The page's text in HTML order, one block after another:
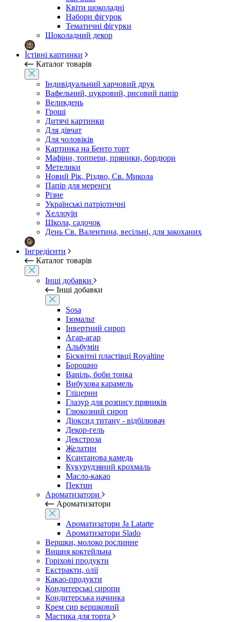
Квіти шоколадні
Набори фігурок
Тематичні фігурки
Шоколадний декор
Їстівні картинки
Каталог товарів
Індивідуальний харчовий друк
Вафельний, цукровий, рисовий папір
Великдень
Гроші
Дитячі картинки
Для дівчат
Для чоловіків
Картинка на Бенто торт
Мафіни, топпери, пряники, бордюри
Метелики
Новий Рік, Різдво, Св. Микола
Папір для меренги
Різне
Українські патріотичні
Хеллоуїн
Школа, садочок
День Св. Валентина, весільні, для закоханих
Інгредієнти
Каталог товарів
Інші добавки
Інші добавки
Sosa
Ізомальт
Інвертний сироп
Агар-агар
Альбумін
Бісквітні пластівці Royaltine
Борошно
Ваніль, боби тонка
Вибухова карамель
Гліцерин
Глазур для розпису пряників
Глюкозний сироп
Діоксид титану - відбілювач
Декор-гель
Декстроза
Желатин
Ксантанова камедь
Кукурудзяний крохмаль
Масло-какао
Пектин
Ароматизатори
Ароматизатори
Ароматизатори Ja Latarte
Ароматизатори Slado
Вершки, молоко рослинне
Вишня коктейльна
Горіхові продукти
Екстракти, олії
Какао-продукти
Кондитерські сиропи
Кондитерська начинка
Крем сир вершковий
Мастика для торта